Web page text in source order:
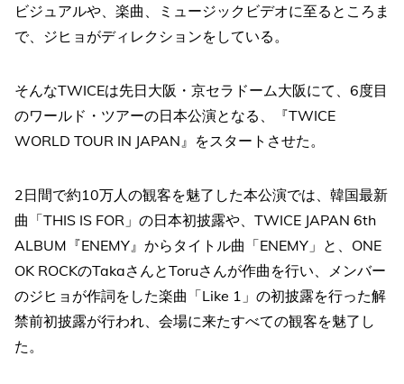
ビジュアルや、楽曲、ミュージックビデオに至るところま
で、ジヒョがディレクションをしている。
そんなTWICEは先日大阪・京セラドーム大阪にて、6度目
のワールド・ツアーの日本公演となる、『TWICE
WORLD TOUR IN JAPAN』をスタートさせた。
2日間で約10万人の観客を魅了した本公演では、韓国最新
曲「THIS IS FOR」の日本初披露や、TWICE JAPAN 6th
ALBUM『ENEMY』からタイトル曲「ENEMY」と、ONE
OK ROCKのTakaさんとToruさんが作曲を行い、メンバー
のジヒョが作詞をした楽曲「Like 1」の初披露を行った解
禁前初披露が行われ、会場に来たすべての観客を魅了し
た。